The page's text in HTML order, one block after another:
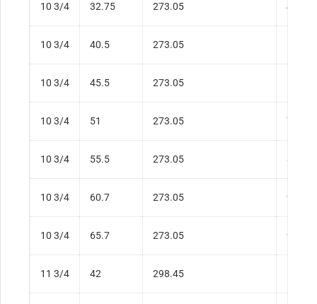
10 3/4 32.75 273.05 48.74
10 3/4 40.5 273.05
10 3/4 45.5 273.05
10 3/4 51 273.05 75.9
10 3/4 55.5 273.05 82.59
10 3/4 60.7 273.05 90.33
10 3/4 65.7 273.05 97.77
11 3/4 42 298.45